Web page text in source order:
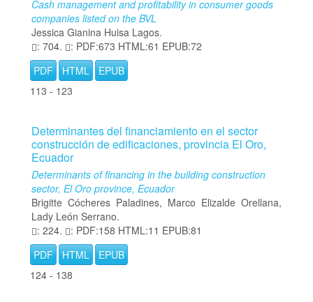
Cash management and profitability in consumer goods
companies listed on the BVL
Jessica Gianina Huisa Lagos.
: 704.
: PDF:673 HTML:61 EPUB:72
PDF
HTML
EPUB
113 - 123
Determinantes del financiamiento en el sector
construcción de edificaciones, provincia El Oro,
Ecuador
Determinants of financing in the building construction
sector, El Oro province, Ecuador
Brigitte Cócheres Paladines, Marco Elizalde Orellana,
Lady León Serrano.
: 224.
: PDF:158 HTML:11 EPUB:81
PDF
HTML
EPUB
124 - 138